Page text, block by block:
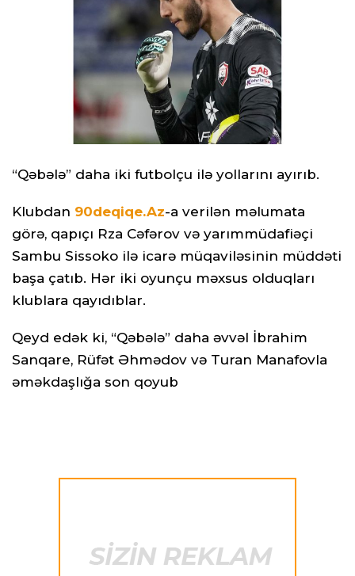
“Qəbələ” daha iki futbolçu ilə yollarını ayırıb.
Klubdan 90deqiqe.Az-a verilən məlumata
görə, qapıçı Rza Cəfərov və yarımmüdafiəçi
Sambu Sissoko ilə icarə müqaviləsinin müddəti
başa çatıb. Hər iki oyunçu məxsus olduqları
klublara qayıdıblar.
Qeyd edək ki, “Qəbələ” daha əvvəl İbrahim
Sanqare, Rüfət Əhmədov və Turan Manafovla
əməkdaşlığa son qoyub